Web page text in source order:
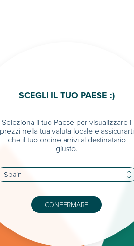
SCEGLI IL TUO PAESE :)
Seleziona il tuo Paese per visualizzare i
prezzi nella tua valuta locale e assicurarti
che il tuo ordine arrivi al destinatario
giusto.
CONFERMARE